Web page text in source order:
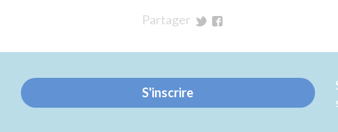
Partager
Twitter
Facebook
S'inscrire